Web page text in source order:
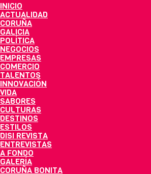
INICIO
ACTUALIDAD
CORUÑA
GALICIA
POLÍTICA
NEGOCIOS
EMPRESAS
COMERCIO
TALENTOS
INNOVACIÓN
VIDA
SABORES
CULTURAS
DESTINOS
ESTILOS
DISI REVISTA
ENTREVISTAS
A FONDO
GALERÍA
CORUÑA BONITA